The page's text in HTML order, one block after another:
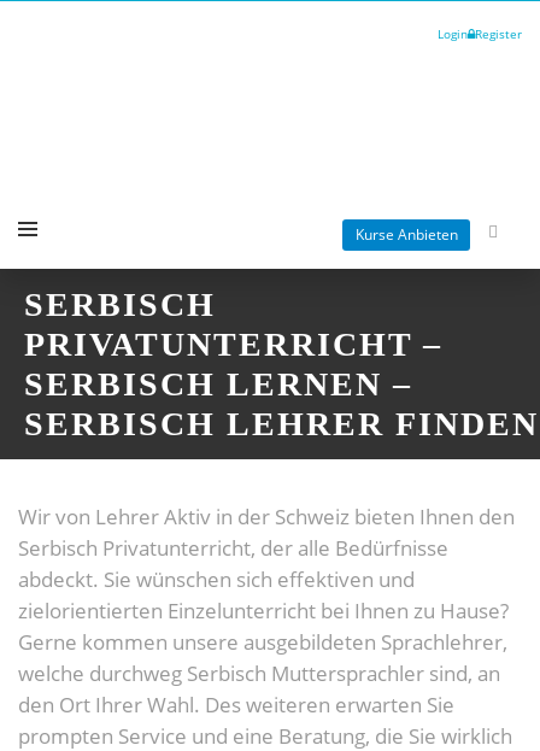
Login Register
Kurse Anbieten
SERBISCH
PRIVATUNTERRICHT –
SERBISCH LERNEN –
SERBISCH LEHRER FINDEN
Wir von Lehrer Aktiv in der Schweiz bieten Ihnen den
Serbisch Privatunterricht, der alle Bedürfnisse
abdeckt. Sie wünschen sich effektiven und
zielorientierten Einzelunterricht bei Ihnen zu Hause?
Gerne kommen unsere ausgebildeten Sprachlehrer,
welche durchweg Serbisch Muttersprachler sind, an
den Ort Ihrer Wahl. Des weiteren erwarten Sie
prompten Service und eine Beratung, die Sie wirklich